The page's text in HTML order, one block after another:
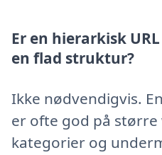
Er en hierarkisk
en flad struktur?
Ikke nødvendigvis.
er ofte god på
kategorier og